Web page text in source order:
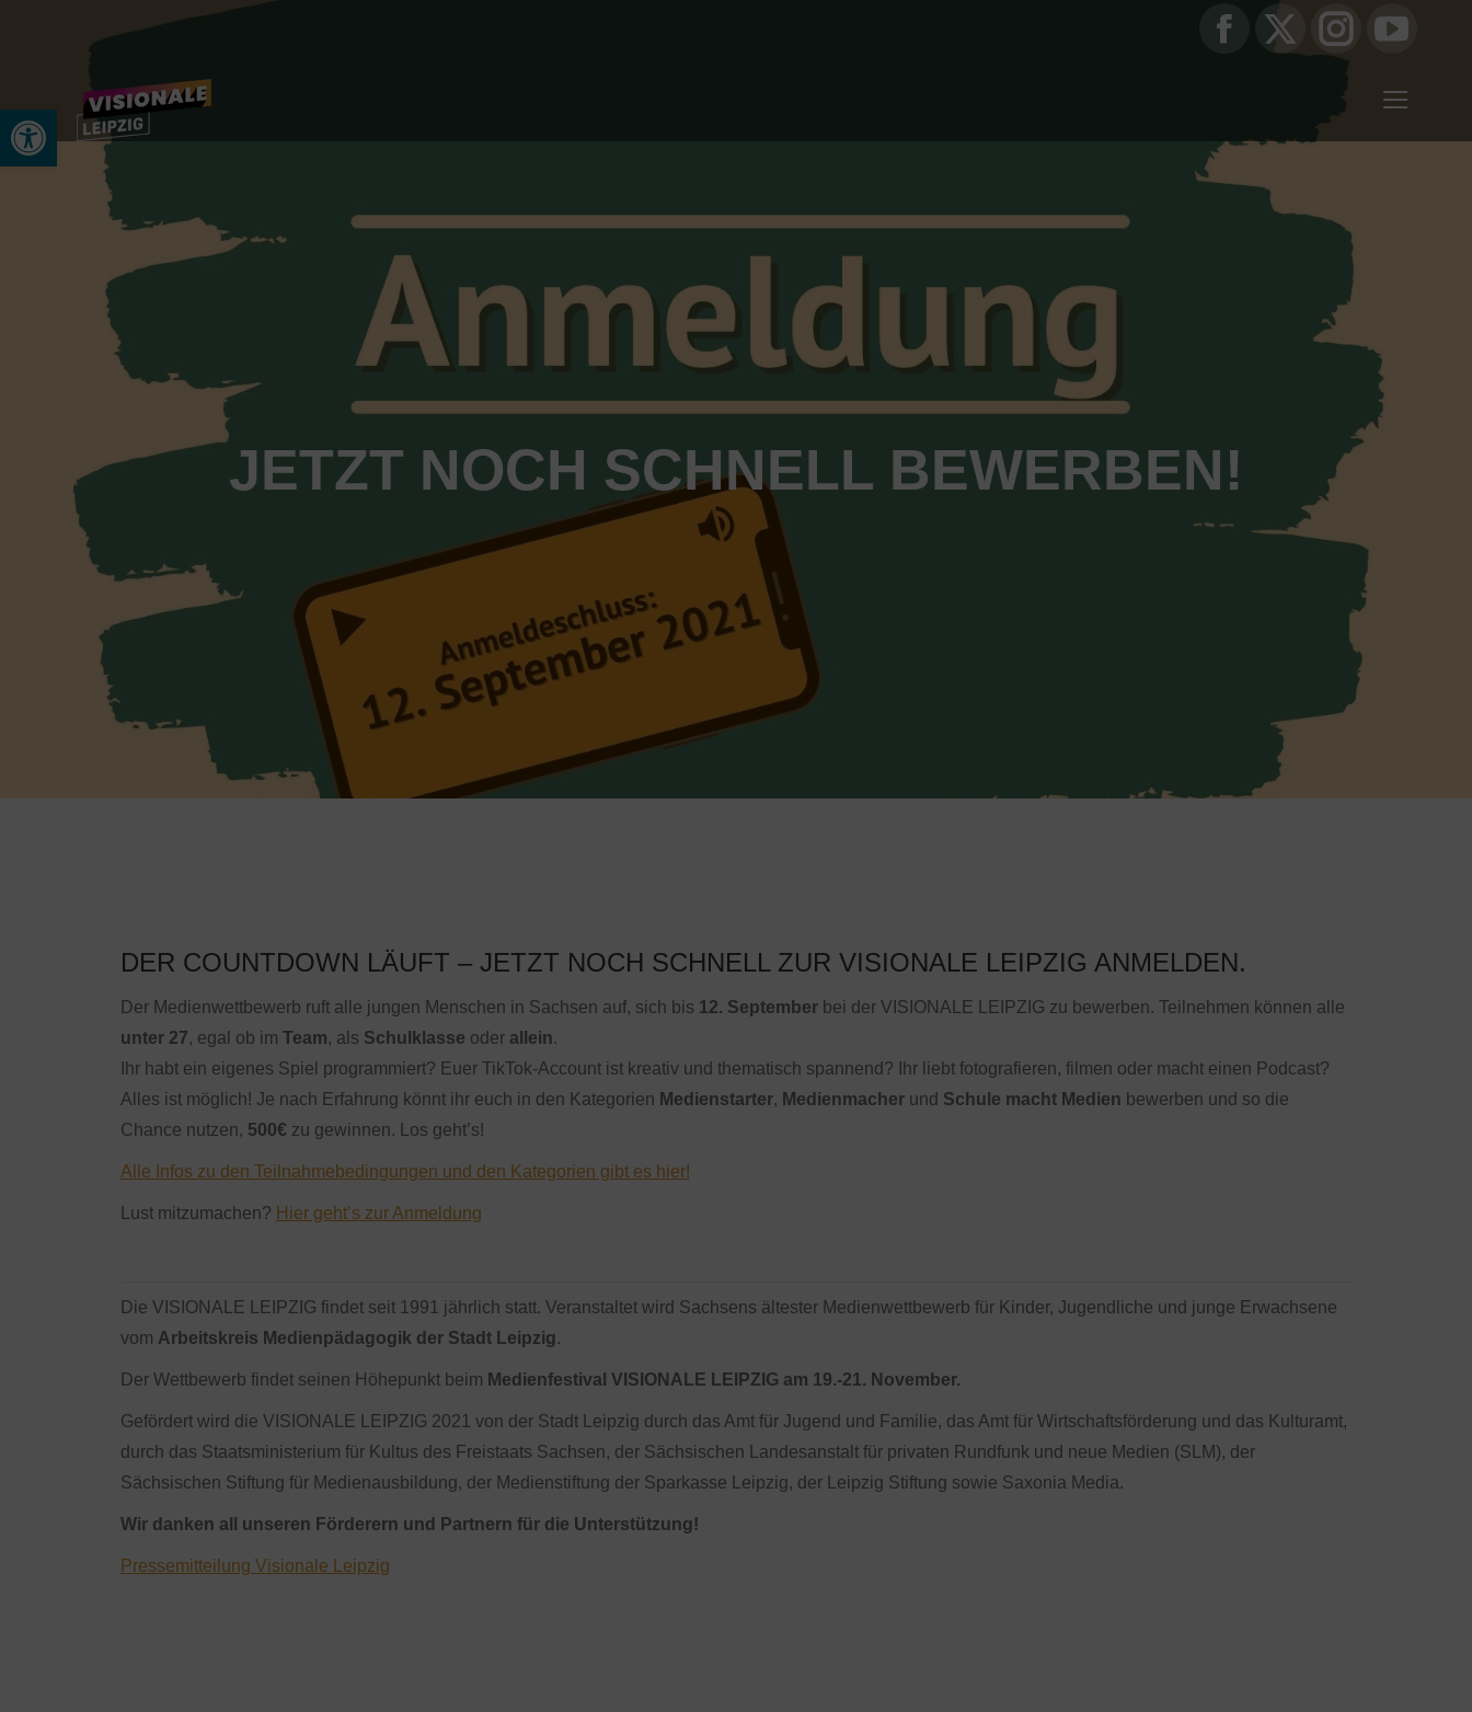
Open toolbar
Facebook
opens
Instagram
JETZT NOCH SCHNELL BEWERBEN!
DER COUNTDOWN LÄUFT – JETZT NOCH SCHNELL ZUR VISIONALE LEIPZIG ANMELDEN.
Der Medienwettbewerb ruft alle jungen Menschen in Sachsen auf, sich bis 12. Septemberbei der VISIONALE LEIPZIG zu bewerben. Teilnehmen können alle
unter 27, egal ob im Team, als Schulklasse oder allein.
Ihr habt ein eigenes Spiel programmiert? Euer TikTok-Account ist kreativ und thematisch spannend? Ihr liebt fotografieren, filmen oder macht einen Podcast?
Alles ist möglich! Je nach Erfahrung könnt ihr euch in den Kategorien Medienstarter, Medienmacherund Schule macht Medien bewerben und so die
Chance nutzen, 500€ zu gewinnen. Los geht’s!
Alle Infos zu den Teilnahmebedingungen und den Kategorien gibt es hier!
Lust mitzumachen? Hier geht’s zur Anmeldung
Die VISIONALE LEIPZIG findet seit 1991 jährlich statt. Veranstaltet wird Sachsens ältester Medienwettbewerb für Kinder, Jugendliche und junge Erwachsene
vom Arbeitskreis Medienpädagogik der Stadt Leipzig.
Der Wettbewerb findet seinen Höhepunkt beim Medienfestival VISIONALE LEIPZIG am 19.-21. November.
Gefördert wird die VISIONALE LEIPZIG 2021 von der Stadt Leipzig durch das Amt für Jugend und Familie, das Amt für Wirtschaftsförderung und das Kulturamt,
durch das Staatsministerium für Kultus des Freistaats Sachsen, der Sächsischen Landesanstalt für privaten Rundfunk und neue Medien (SLM), der
Sächsischen Stiftung für Medienausbildung, der Medienstiftung der Sparkasse Leipzig, der Leipzig Stiftung sowie Saxonia Media.
Wir danken all unseren Förderern und Partnern für die Unterstützung!
Pressemitteilung Visionale Leipzig